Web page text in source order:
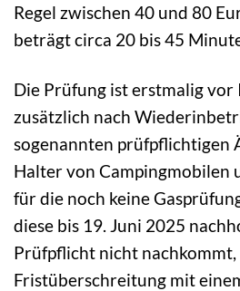
Regel zwischen 40 und 80
beträgt circa 20 bis 45
Die Prüfung ist erstmalig
zusätzlich nach
sogenannten prüfpflichtigen
Halter von Campingmobilen
für die noch keine
diese bis 19. Juni 2025
Prüfpflicht nicht nachkommt,
Fristüberschreitung mit